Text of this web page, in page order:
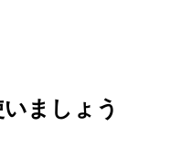
ましょう